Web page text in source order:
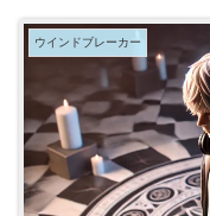
ウインドブレーカー